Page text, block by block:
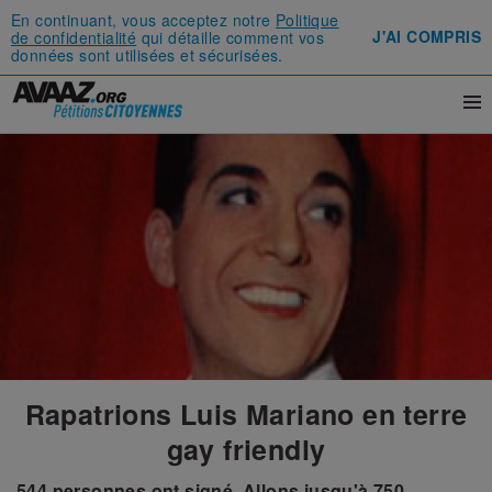
En continuant, vous acceptez notre Politique
de confidentialité qui détaille comment vos
données sont utilisées et sécurisées.
J'AI COMPRIS
Rapatrions Luis Mariano en terre
gay friendly